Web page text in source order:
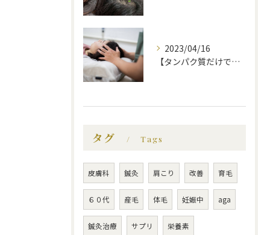
2023/04/16
【タンパク質だけでは不十分！？薄毛にいい食べ物】福岡市で薄毛治療｜福岡薄毛専門鍼灸センター
タグ Tags
皮膚科 鍼灸 肩こり 改善 育毛
６０代 産毛 体毛 妊娠中 aga
鍼灸治療 サプリ 栄養素